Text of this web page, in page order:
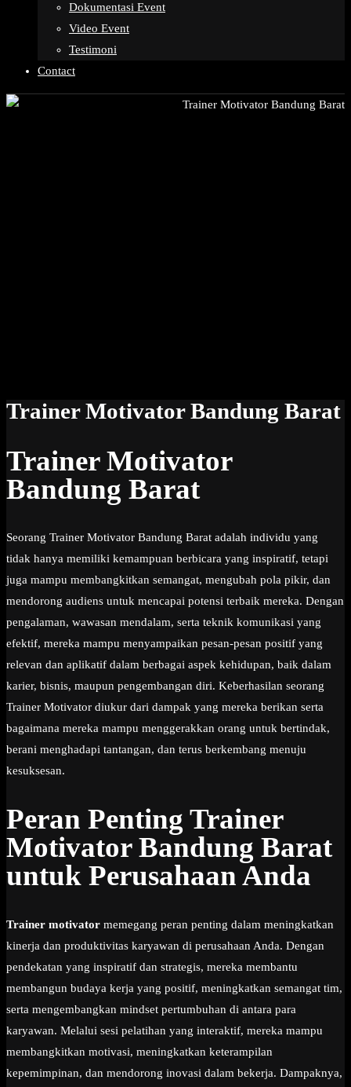
Dokumentasi Event
Video Event
Testimoni
Contact
Trainer Motivator Bandung Barat
Trainer Motivator
Bandung Barat
Seorang Trainer Motivator Bandung Barat adalah individu yang
tidak hanya memiliki kemampuan berbicara yang inspiratif, tetapi
juga mampu membangkitkan semangat, mengubah pola pikir, dan
mendorong audiens untuk mencapai potensi terbaik mereka. Dengan
pengalaman, wawasan mendalam, serta teknik komunikasi yang
efektif, mereka mampu menyampaikan pesan-pesan positif yang
relevan dan aplikatif dalam berbagai aspek kehidupan, baik dalam
karier, bisnis, maupun pengembangan diri. Keberhasilan seorang
Trainer Motivator diukur dari dampak yang mereka berikan serta
bagaimana mereka mampu menggerakkan orang untuk bertindak,
berani menghadapi tantangan, dan terus berkembang menuju
kesuksesan.
Peran Penting Trainer
Motivator Bandung Barat
untuk Perusahaan Anda
Trainer motivator memegang peran penting dalam meningkatkan
kinerja dan produktivitas karyawan di perusahaan Anda. Dengan
pendekatan yang inspiratif dan strategis, mereka membantu
membangun budaya kerja yang positif, meningkatkan semangat tim,
serta mengembangkan mindset pertumbuhan di antara para
karyawan. Melalui sesi pelatihan yang interaktif, mereka mampu
membangkitkan motivasi, meningkatkan keterampilan
kepemimpinan, dan mendorong inovasi dalam bekerja. Dampaknya,